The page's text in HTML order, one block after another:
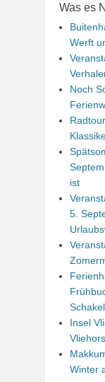
Was es
Werft
Noch
ist
5.
Insel
Winter